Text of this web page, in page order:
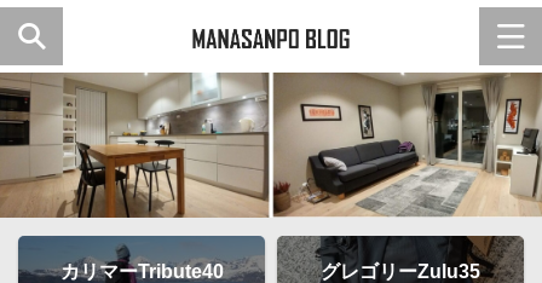
カリマーTribute40 グレゴリーZulu35